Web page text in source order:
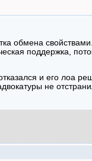
обмена свойствами.
поддержка,
и его лоа
не